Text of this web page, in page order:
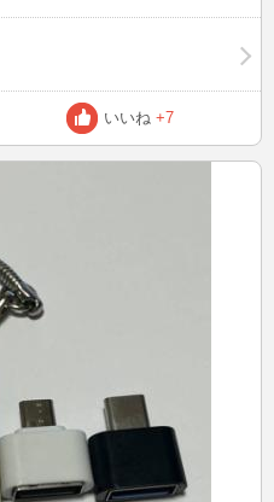
気軽にメッセージ
いいね +7